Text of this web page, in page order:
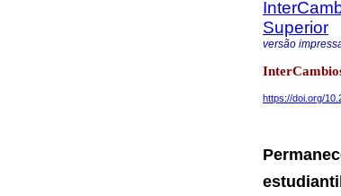
Superior
versão
https://doi.org/